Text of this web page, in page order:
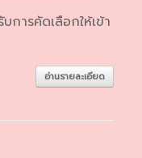
การคัดเลือกให้เข้า
อ่านรายละเอียด